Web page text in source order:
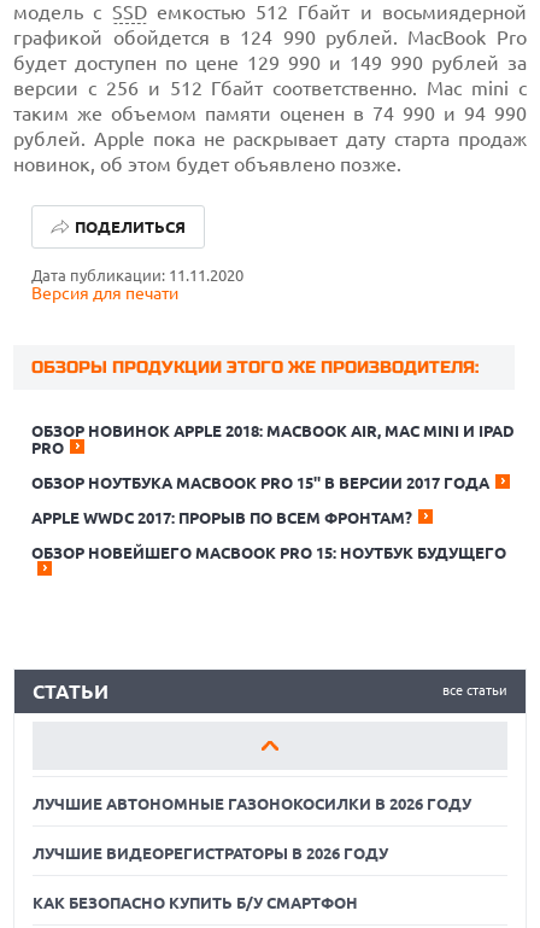
модель c SSDемкостью 512 Гбайт и восьмиядерной
графикой обойдется в 124 990 рублей. MacBook Pro
будет доступен по цене 129 990 и 149 990 рублей за
версии с 256 и 512 Гбайт соответственно. Mac mini с
таким же объемом памяти оценен в 74 990 и 94 990
рублей. Apple пока не раскрывает дату старта продаж
новинок, об этом будет объявлено позже.
Дата публикации: 11.11.2020
Версия для печати
ПОДЕЛИТЬСЯ
ОБЗОРЫ ПРОДУКЦИИ ЭТОГО ЖЕ ПРОИЗВОДИТЕЛЯ:
ОБЗОР НОВИНОК APPLE 2018: MACBOOK AIR, MAC MINI И IPAD
PRO
ОБЗОР НОУТБУКА MACBOOK PRO 15'' В ВЕРСИИ 2017 ГОДА
APPLE WWDC 2017: ПРОРЫВ ПО ВСЕМ ФРОНТАМ?
ОБЗОР НОВЕЙШЕГО MACBOOK PRO 15: НОУТБУК БУДУЩЕГО
все статьи
СТАТЬИ
ЛУЧШИЕ АВТОНОМНЫЕ ГАЗОНОКОСИЛКИ В 2026 ГОДУ
ЛУЧШИЕ ВИДЕОРЕГИСТРАТОРЫ В 2026 ГОДУ
КАК БЕЗОПАСНО КУПИТЬ Б/У СМАРТФОН
ЛУЧШИЕ АВТОНОМНЫЕ ГАЗОНОКОСИЛКИ В 2026 ГОДУ
ЛУЧШИЕ ВИДЕОРЕГИСТРАТОРЫ В 2026 ГОДУ
КАК БЕЗОПАСНО КУПИТЬ Б/У СМАРТФОН